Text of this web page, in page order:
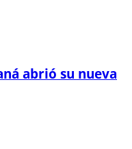
abrió su nueva